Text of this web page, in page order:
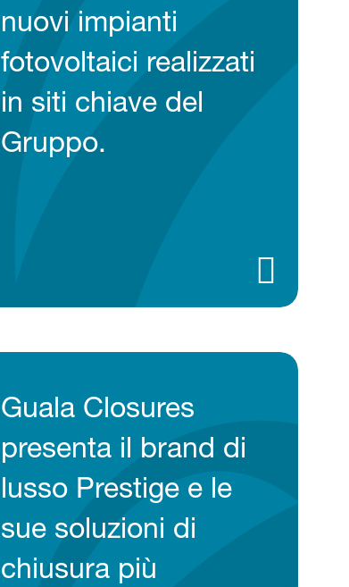
nuovi impianti
fotovoltaici realizzati
in siti chiave del
Gruppo.
Guala Closures
presenta il brand di
lusso Prestige e le
sue soluzioni di
chiusura più